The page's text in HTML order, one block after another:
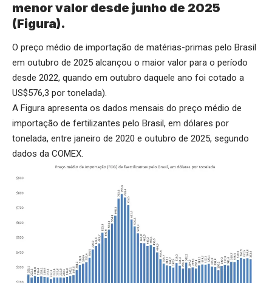
menor valor desde junho de 2025
(Figura).
O preço médio de importação de matérias-primas pelo Brasil
em outubro de 2025 alcançou o maior valor para o período
desde 2022, quando em outubro daquele ano foi cotado a
US$576,3 por tonelada).
A Figura apresenta os dados mensais do preço médio de
importação de fertilizantes pelo Brasil, em dólares por
tonelada, entre janeiro de 2020 e outubro de 2025, segundo
dados da COMEX.